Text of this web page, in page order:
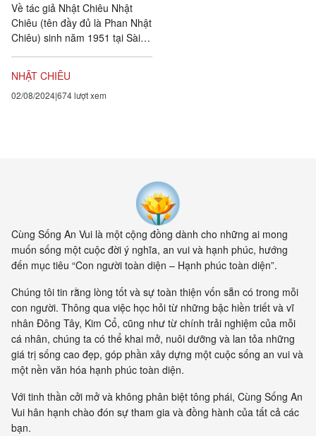
Về tác giả Nhật Chiêu Nhật
Chiêu (tên đầy đủ là Phan Nhật
Chiêu) sinh năm 1951 tại Sài
giả, học giả có...
NHẬT CHIÊU
02/08/2024674 lượt xem
Cùng Sống An Vui là một cộng đồng dành cho những ai mong
muốn sống một cuộc đời ý nghĩa, an vui và hạnh phúc, hướng
đến mục tiêu “Con người toàn diện – Hạnh phúc toàn diện”.
Chúng tôi tin rằng lòng tốt và sự toàn thiện vốn sẵn có trong mỗi
con người. Thông qua việc học hỏi từ những bậc hiền triết và vĩ
nhân Đông Tây, Kim Cổ, cũng như từ chính trải nghiệm của mỗi
cá nhân, chúng ta có thể khai mở, nuôi dưỡng và lan tỏa những
giá trị sống cao đẹp, góp phần xây dựng một cuộc sống an vui và
một nền văn hóa hạnh phúc toàn diện.
Với tinh thần cởi mở và không phân biệt tông phái, Cùng Sống An
Vui hân hạnh chào đón sự tham gia và đồng hành của tất cả các
bạn.